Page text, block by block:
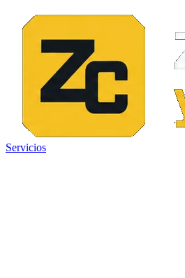
Servicios